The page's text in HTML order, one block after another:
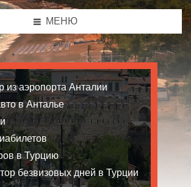
МЕНЮ
из аэропорта Анталии
в Анталье
в Турцию
безвизовых дней в Турции